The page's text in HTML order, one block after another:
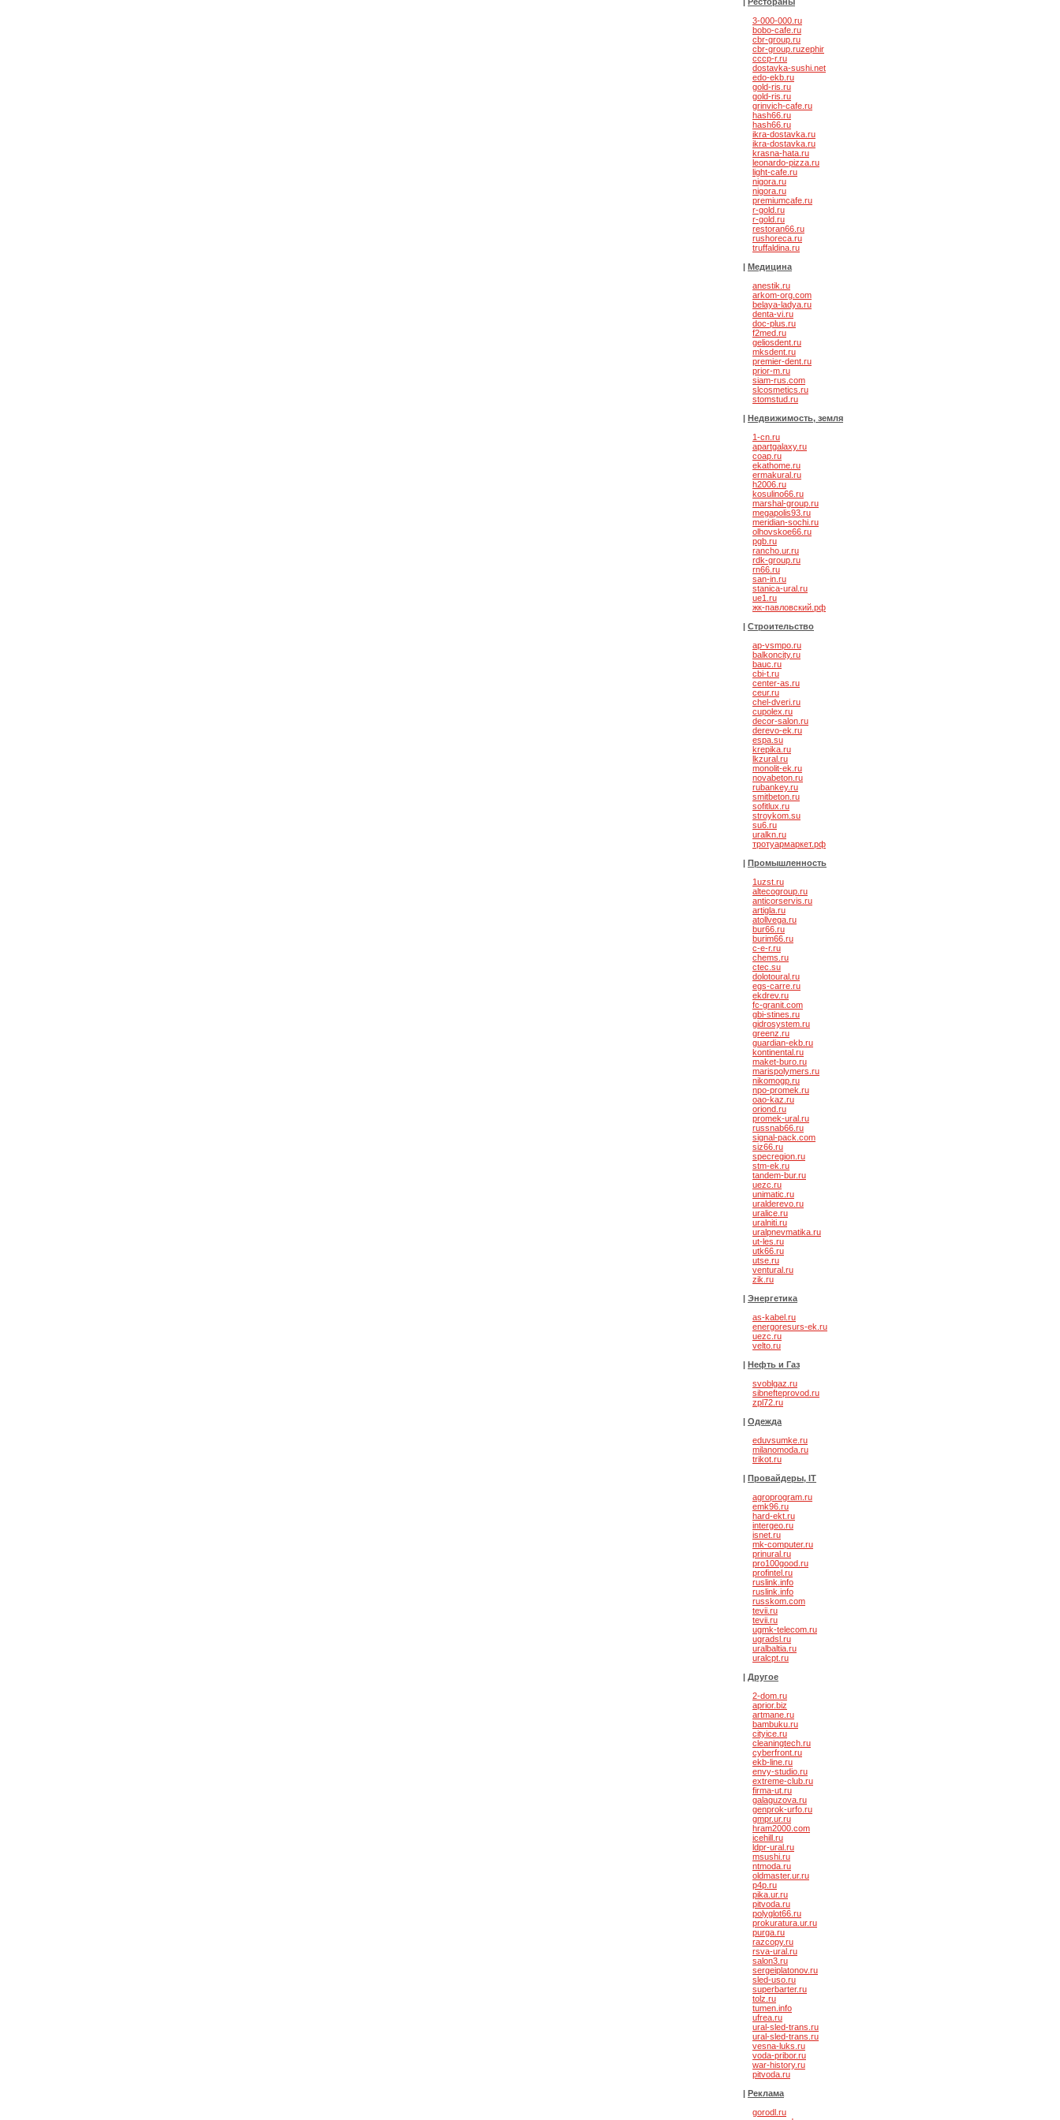
3-000-000.ru
bobo-cafe.ru
cbr-group.ru
cbr-group.ruzephir
cccp-r.ru
dostavka-sushi.net
edo-ekb.ru
gold-ris.ru
gold-ris.ru
grinvich-cafe.ru
hash66.ru
hash66.ru
ikra-dostavka.ru
ikra-dostavka.ru
krasna-hata.ru
leonardo-pizza.ru
light-cafe.ru
nigora.ru
nigora.ru
premiumcafe.ru
r-gold.ru
r-gold.ru
restoran66.ru
rushoreca.ru
truffaldina.ru
| Медицина
anestik.ru
arkom-org.com
belaya-ladya.ru
denta-vi.ru
doc-plus.ru
f2med.ru
geliosdent.ru
mksdent.ru
premier-dent.ru
prior-m.ru
siam-rus.com
slcosmetics.ru
stomstud.ru
| Недвижимость, земля
1-cn.ru
apartgalaxy.ru
coap.ru
ekathome.ru
ermakural.ru
h2006.ru
kosulino66.ru
marshal-group.ru
megapolis93.ru
meridian-sochi.ru
olhovskoe66.ru
pgb.ru
rancho.ur.ru
rdk-group.ru
rn66.ru
san-in.ru
stanica-ural.ru
ue1.ru
жк-павловский.рф
| Строительство
ap-vsmpo.ru
balkoncity.ru
bauc.ru
cbi-t.ru
center-as.ru
ceur.ru
chel-dveri.ru
cupolex.ru
decor-salon.ru
derevo-ek.ru
espa.su
krepika.ru
lkzural.ru
monolit-ek.ru
novabeton.ru
rubankey.ru
smitbeton.ru
sofitlux.ru
stroykom.su
su6.ru
uralkn.ru
тротуармаркет.рф
| Промышленность
1uzst.ru
altecogroup.ru
anticorservis.ru
artigla.ru
atollvega.ru
bur66.ru
burim66.ru
c-e-r.ru
chems.ru
ctec.su
dolotoural.ru
egs-carre.ru
ekdrev.ru
fc-granit.com
gbi-stines.ru
gidrosystem.ru
greenz.ru
guardian-ekb.ru
kontinental.ru
maket-buro.ru
marispolymers.ru
nikomogp.ru
npo-promek.ru
oao-kaz.ru
oriond.ru
promek-ural.ru
russnab66.ru
signal-pack.com
siz66.ru
specregion.ru
stm-ek.ru
tandem-bur.ru
uezc.ru
unimatic.ru
uralderevo.ru
uralice.ru
uralniti.ru
uralpnevmatika.ru
ut-les.ru
utk66.ru
utse.ru
ventural.ru
zik.ru
| Энергетика
as-kabel.ru
energoresurs-ek.ru
uezc.ru
velto.ru
| Нефть и Газ
svoblgaz.ru
sibnefteprovod.ru
zpl72.ru
| Одежда
eduvsumke.ru
milanomoda.ru
trikot.ru
| Провайдеры, IT
agroprogram.ru
emk96.ru
hard-ekt.ru
intergeo.ru
isnet.ru
mk-computer.ru
prinural.ru
pro100good.ru
profintel.ru
ruslink.info
ruslink.info
russkom.com
tevii.ru
tevii.ru
ugmk-telecom.ru
ugradsl.ru
uralbaltia.ru
uralcpt.ru
| Другое
2-dom.ru
aprior.biz
artmane.ru
bambuku.ru
cityice.ru
cleaningtech.ru
cyberfront.ru
ekb-line.ru
envy-studio.ru
extreme-club.ru
firma-ut.ru
galaguzova.ru
genprok-urfo.ru
gmpr.ur.ru
hram2000.com
icehill.ru
ldpr-ural.ru
msushi.ru
ntmoda.ru
oldmaster.ur.ru
p4p.ru
pika.ur.ru
pitvoda.ru
polyglot66.ru
prokuratura.ur.ru
purga.ru
razcopy.ru
rsva-ural.ru
salon3.ru
sergeiplatonov.ru
sled-uso.ru
superbarter.ru
tolz.ru
tumen.info
ufrea.ru
ural-sled-trans.ru
ural-sled-trans.ru
vesna-luks.ru
voda-pribor.ru
war-history.ru
pitvoda.ru
| Реклама
gorodl.ru